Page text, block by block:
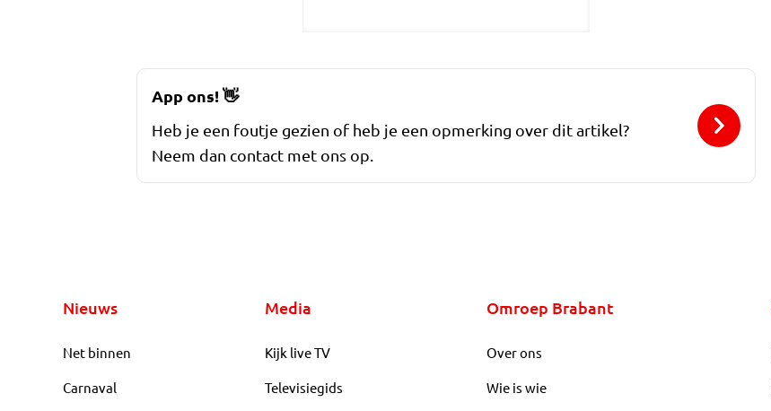
App ons!👋
Heb je een foutje gezien of heb je een opmerking over dit artikel?
Neem dan contact met ons op.
Nieuws
Net binnen
Carnaval
Media
Kijk live TV
Televisiegids
Omroep Brabant
Over ons
Wie is wie